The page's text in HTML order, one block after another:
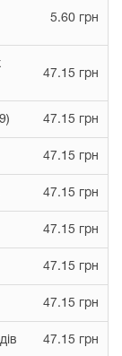
5.60 грн
47.15 грн
47.15 грн
47.15 грн
47.15 грн
47.15 грн
47.15 грн
47.15 грн
47.15 грн